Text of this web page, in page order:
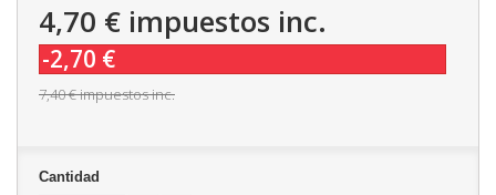
4,70 € impuestos inc.
-2,70 €
7,40 €impuestos inc.
Cantidad